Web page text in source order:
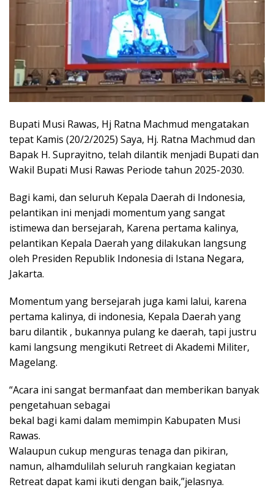
Bupati Musi Rawas, Hj Ratna Machmud mengatakan
tepat Kamis (20/2/2025) Saya, Hj. Ratna Machmud dan
Bapak H. Suprayitno, telah dilantik menjadi Bupati dan
Wakil Bupati Musi Rawas Periode tahun 2025-2030.
Bagi kami, dan seluruh Kepala Daerah di Indonesia,
pelantikan ini menjadi momentum yang sangat
istimewa dan bersejarah, Karena pertama kalinya,
pelantikan Kepala Daerah yang dilakukan langsung
oleh Presiden Republik Indonesia di Istana Negara,
Jakarta.
Momentum yang bersejarah juga kami lalui, karena
pertama kalinya, di indonesia, Kepala Daerah yang
baru dilantik , bukannya pulang ke daerah, tapi justru
kami langsung mengikuti Retreet di Akademi Militer,
Magelang.
“Acara ini sangat bermanfaat dan memberikan banyak
pengetahuan sebagai
bekal bagi kami dalam memimpin Kabupaten Musi
Rawas.
Walaupun cukup menguras tenaga dan pikiran,
namun, alhamdulilah seluruh rangkaian kegiatan
Retreat dapat kami ikuti dengan baik,”jelasnya.